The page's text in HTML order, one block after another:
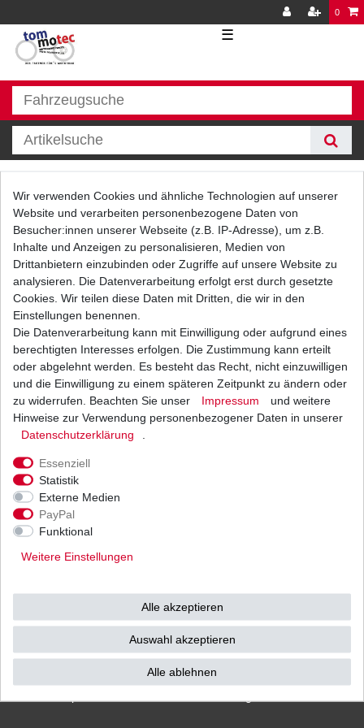
0
☰
Regler / Gleichrichter
Filter
Versand
Ab einem Warenwert von
vereinbaren!
)
Wir verwenden Cookies und ähnliche Technologien auf unserer
Website und verarbeiten personenbezogene Daten von
Besucher:innen unserer Webseite (z.B. IP-Adresse), um z.B.
Inhalte und Anzeigen zu personalisieren, Medien von
Drittanbietern einzubinden oder Zugriffe auf unsere Website zu
analysieren. Die Datenverarbeitung erfolgt erst durch gesetzte
Cookies. Wir teilen diese Daten mit Dritten, die wir in den
Einstellungen benennen.
Die Datenverarbeitung kann mit Einwilligung oder aufgrund eines
berechtigten Interesses erfolgen. Die Zustimmung kann erteilt
oder abgelehnt werden. Es besteht das Recht, nicht einzuwilligen
und die Einwilligung zu einem späteren Zeitpunkt zu ändern oder
zu widerrufen. Beachten Sie unser
Impressum
und weitere
Hinweise zur Verwendung personenbezogener Daten in unserer
Daten­schutz­erklärung
Essenziell
Statistik
Externe Medien
PayPal
Funktional
Weitere Einstellungen
Alle akzeptieren
Auswahl akzeptieren
Alle ablehnen